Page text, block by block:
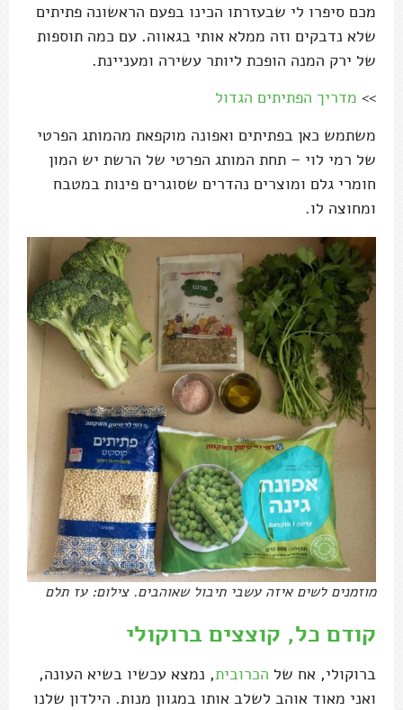
מכם סיפרו לי שבעזרתו הכינו בפעם הראשונה פתיתים
שלא נדבקים וזה ממלא אותי בגאווה. עם כמה תוספות
של ירק המנה הופכת ליותר עשירה ומעניינת.
>> מדריך הפתיתים הגדול
משתמש כאן בפתיתים ואפונה מוקפאת מהמותג הפרטי
של רמי לוי – תחת המותג הפרטי של הרשת יש המון
חומרי גלם ומוצרים נהדרים שסוגרים פינות במטבח
ומחוצה לו.
מוזמנים לשים איזה עשבי תיבול שאוהבים. צילום: עז תלם
קודם כל, קוצצים ברוקולי
ברוקולי, אח של הכרובית, נמצא עכשיו בשיא העונה,
ואני מאוד אוהב לשלב אותו במגוון מנות. הילדון שלנו